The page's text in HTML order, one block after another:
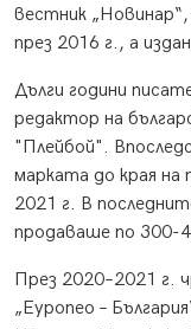
вестник
през 2016 г., а
Дълги години
редактор на
"Плейбой".
марката до края на
2021 г. В
продаваше по 300-
През 2020–2021 г.
„Еуропео –